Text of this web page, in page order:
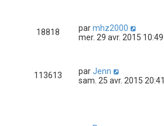
18818 parmhz2000
mer. 29 avr. 2015 10:49
113613 parJenn
sam. 25 avr. 2015 20:41